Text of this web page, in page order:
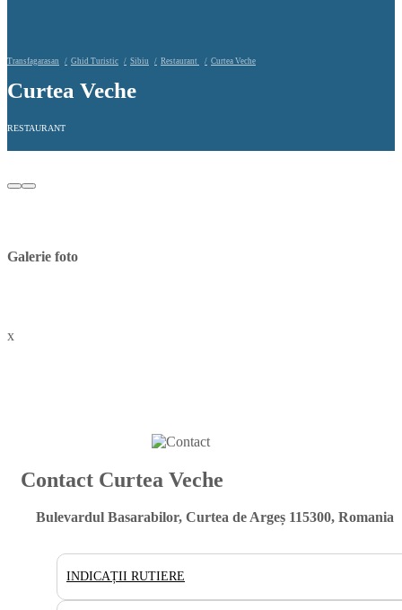
Transfagarasan Ghid Turistic Sibiu Restaurant Curtea Veche
Curtea Veche
RESTAURANT
Galerie foto
x
Contact Curtea Veche
Bulevardul Basarabilor, Curtea de Argeș 115300, Romania
INDICAȚII RUTIERE